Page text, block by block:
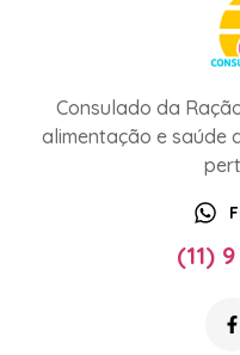
Consulado da
alimentação e saúde
(11)